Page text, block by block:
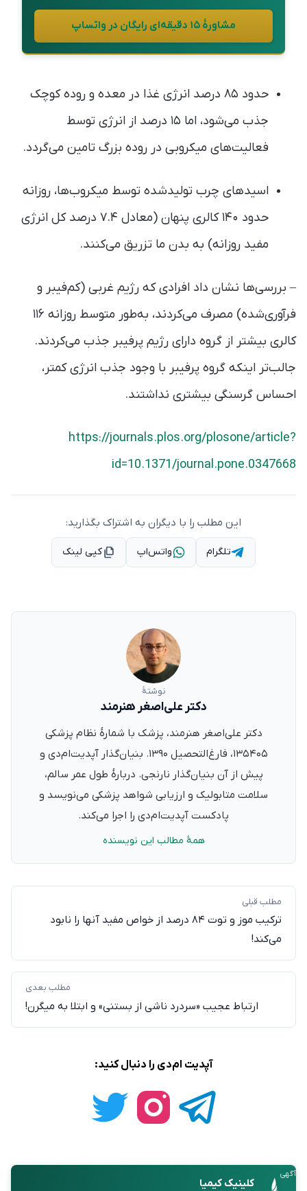
مشاورهٔ ۱۵ دقیقه‌ای رایگان در واتساپ
حدود ۸۵ درصد انرژی غذا در معده و روده کوچک
جذب می‌شود، اما ۱۵ درصد از انرژی توسط
فعالیت‌های میکروبی در روده بزرگ تامین می‌گردد.
اسیدهای چرب تولیدشده توسط میکروب‌ها، روزانه
حدود ۱۴۰ کالری پنهان (معادل ۷.۴ درصد کل انرژی
مفید روزانه) به بدن ما تزریق می‌کنند.
– بررسی‌ها نشان داد افرادی که رژیم غربی (کم‌فیبر و
فرآوری‌شده) مصرف می‌کردند، به‌طور متوسط روزانه ۱۱۶
کالری بیشتر از گروه دارای رژیم پرفیبر جذب می‌کردند.
جالب‌تر اینکه گروه پرفیبر با وجود جذب انرژی کمتر،
احساس گرسنگی بیشتری نداشتند.
https://journals.plos.org/plosone/article?
id=10.1371/journal.pone.0347668
این مطلب را با دیگران به اشتراک بگذارید:
تلگرام واتس‌اپ کپی لینک
نوشتهٔ
دکتر علی‌اصغر هنرمند
دکتر علی‌اصغر هنرمند، پزشک با شمارهٔ نظام پزشکی
۱۳۵۴۰۵، فارغ‌التحصیل ۱۳۹۰. بنیان‌گذار آپدیت‌ام‌دی و
پیش از آن بنیان‌گذار نارنجی. دربارهٔ طول عمر سالم،
سلامت متابولیک و ارزیابی شواهد پزشکی می‌نویسد و
پادکست آپدیت‌ام‌دی را اجرا می‌کند.
همهٔ مطالب این نویسنده
مطلب قبلی
ترکیب موز و توت‌ ۸۴ درصد از خواص مفید آنها را نابود
می‌کند!
مطلب بعدی
ارتباط عجیب «سردرد ناشی از بستنی» و ابتلا به میگرن!
آپدیت ام‌دی را دنبال کنید:
آگهی
کلینیک کیمیا